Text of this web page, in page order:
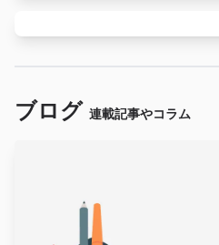
ブログ 連載記事やコラム